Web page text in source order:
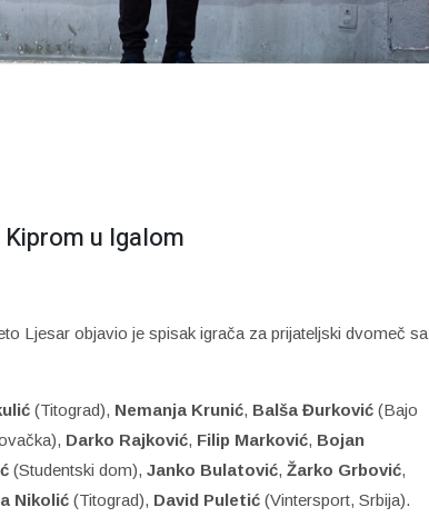
u Igalom
Ljesar objavio je spisak igrača za prijateljski dvomeč sa
(Titograd), Nemanja Krunić, Balša Đurković (Bajo
Darko Rajković, Filip Marković, Bojan
(Studentski dom), Janko Bulatović, Žarko Grbović,
Nikolić (Titograd), David Puletić (Vintersport, Srbija).